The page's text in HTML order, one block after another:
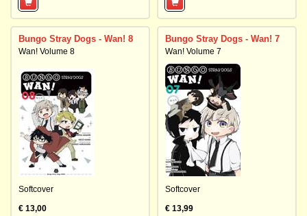
Bungo Stray Dogs - Wan! 8
Wan! Volume 8
Softcover
€ 13,00
Bungo Stray Dogs - Wan! 7
Wan! Volume 7
Softcover
€ 13,99